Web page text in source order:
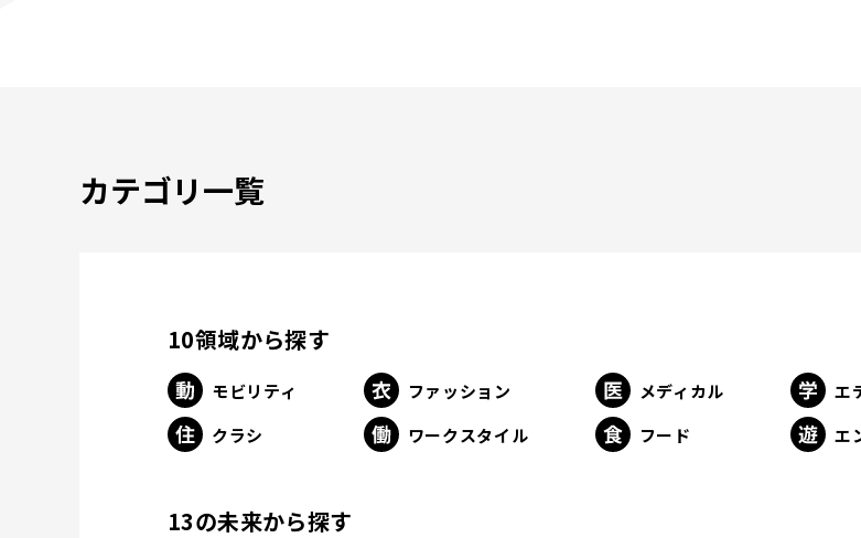
カテゴリ一覧
10領域から探す
モビリティ ファッション メディカル エ
クラシ
ワークスタイル フード エ
13の未来から探す